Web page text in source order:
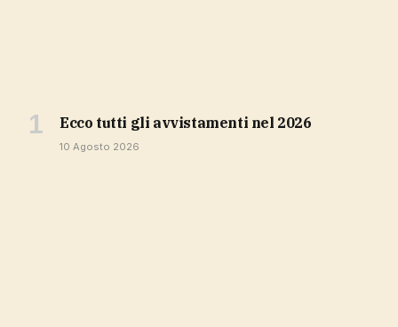
ecco tutti gli avvistamenti nel 2026
10 Agosto 2026